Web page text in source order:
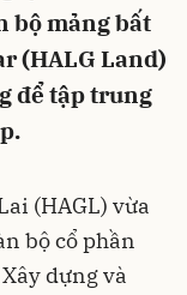
bộ mảng bất
(HALG Land)
để tập trung
(HAGL) vừa
bộ cổ phần
dựng và
Hủy